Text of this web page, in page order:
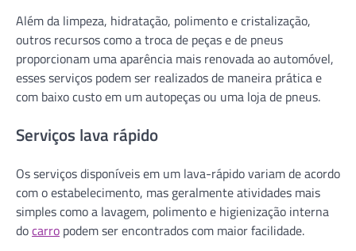
Além da limpeza, hidratação, polimento e cristalização,
outros recursos como a troca de peças e de pneus
proporcionam uma aparência mais renovada ao automóvel,
esses serviços podem ser realizados de maneira prática e
com baixo custo em um autopeças ou uma loja de pneus.
Serviços lava rápido
Os serviços disponíveis em um lava-rápido variam de acordo
com o estabelecimento, mas geralmente atividades mais
simples como a lavagem, polimento e higienização interna
docarro podem ser encontrados com maior facilidade.